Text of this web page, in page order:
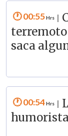
00:55
terremoto
saca
00:54